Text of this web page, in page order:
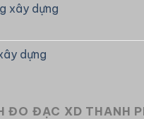
xây dựng
dựng
ĐO ĐẠC XD THANH